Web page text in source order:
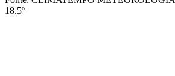
18.5º